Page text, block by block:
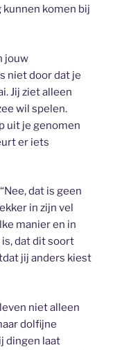
kunnen komen bij
jouw
niet door dat je
Jij ziet alleen
wil spelen.
uit je genomen
er iets
dat is geen
in zijn vel
manier en in
dat dit soort
jij anders kiest
niet alleen
dolfijne
dingen laat